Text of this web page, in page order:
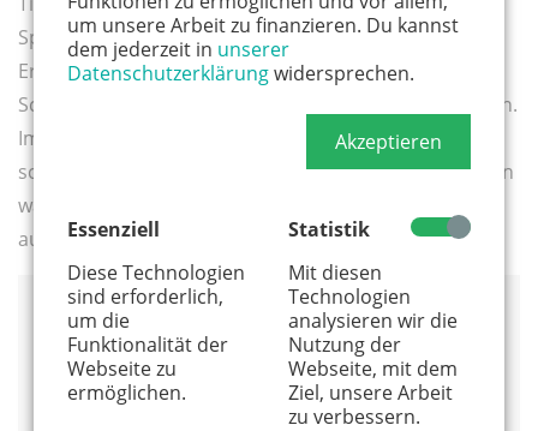
um unsere Arbeit zu finanzieren. Du kannst
dem jederzeit in unserer
Datenschutzerklärungwidersprechen.
Akzeptieren
Essenziell
Diese Technologien
sind erforderlich,
um die
Funktionalität der
Webseite zu
ermöglichen.
Statistik
Mit diesen
Technologien
analysieren wir die
Nutzung der
Webseite, mit dem
Ziel, unsere Arbeit
zu verbessern.
Spiel. In den Sommerferien gibt es besondere
Ereignisse wie Kinderdisco, Nachtwanderungen,
Schlafen unter freiem Himmel und sonstige Aktivitäten.
Im Naturpark Siebengebirge könnt ihr reiten,
schwimmen, angeln, Golf und Tennis spielen. Wer gern
wandern mag, für den liegen insgesamt 200 km
ausgewiesene Wanderwege direkt vor der „Haustür“.
Ort:Bad Honnef (Naturpark Siebengebirge)
Entfernung von Köln:
ca. 50 km
Ginsterbergweg 8